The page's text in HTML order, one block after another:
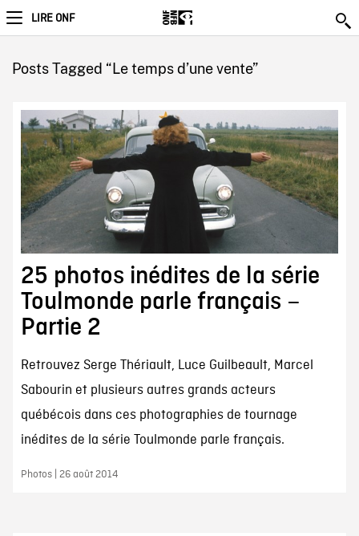
LIRE ONF
Posts Tagged “Le temps d’une vente”
25 photos inédites de la série
Toulmonde parle français –
Partie 2
Retrouvez Serge Thériault, Luce Guilbeault, Marcel
Sabourin et plusieurs autres grands acteurs
québécois dans ces photographies de tournage
inédites de la série Toulmonde parle français.
Photos | 26 août 2014